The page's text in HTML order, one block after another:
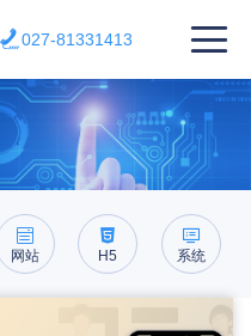
027-81331413
网站 H5 系统